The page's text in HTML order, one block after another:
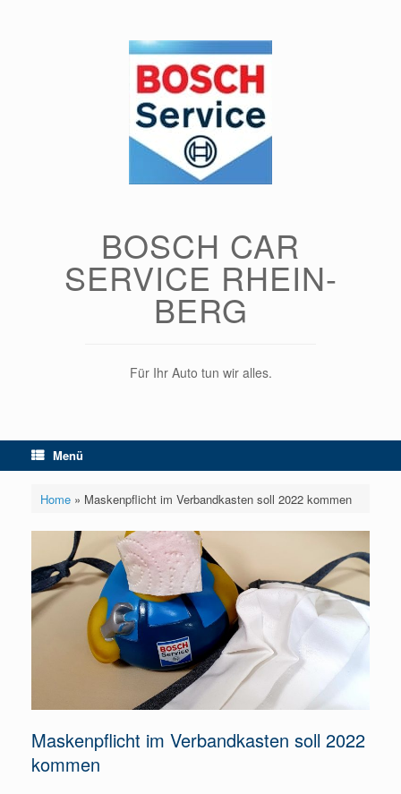
BOSCH CAR
SERVICE RHEIN-
BERG
Für Ihr Auto tun wir alles.
Menü
Home» Maskenpflicht im Verbandkasten soll 2022 kommen
Maskenpflicht im Verbandkasten soll 2022
kommen